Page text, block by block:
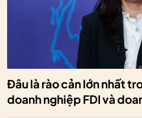
Đâu là rào cản lớn nhất
doanh nghiệp FDI và